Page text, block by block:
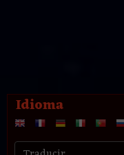
Idioma